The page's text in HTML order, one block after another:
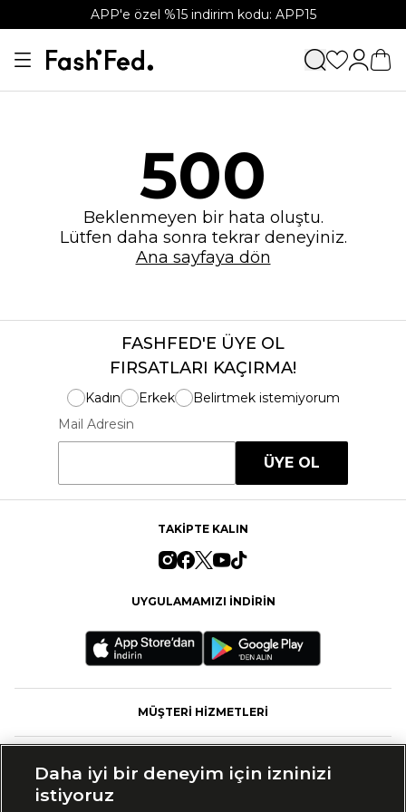
APP'e özel %15 indirim kodu: APP15
500
Beklenmeyen bir hata oluştu.
Lütfen daha sonra tekrar deneyiniz.
Ana sayfaya dön
FASHFED'E ÜYE OL
FIRSATLARI KAÇIRMA!
Kadın Erkek
Belirtmek istemiyorum
Mail Adresin
ÜYE OL
TAKİPTE KALIN
UYGULAMAMIZI İNDİRİN
MÜŞTERİ HİZMETLERİ
Daha iyi bir deneyim için izninizi
istiyoruz